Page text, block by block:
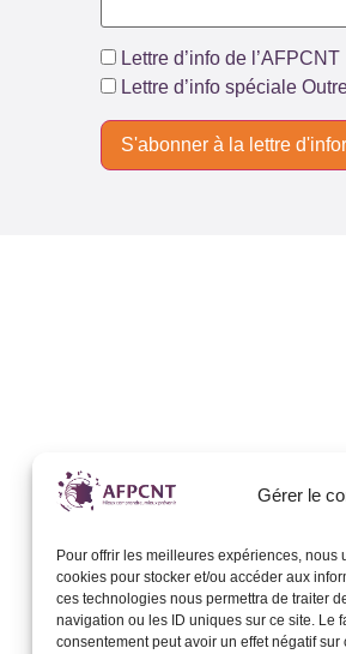
Gérer le
Pour offrir les meilleures expériences,
cookies pour stocker et/ou accéder aux
ces technologies nous permettra de traiter
navigation ou les ID uniques sur ce site. Le
consentement peut avoir un effet négatif
Lettre d’info de l’AFPCNT
Lettre d’info spéciale